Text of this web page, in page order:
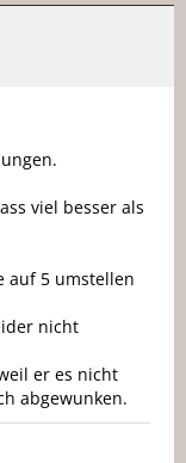
viel besser als
auf 5 umstellen
nicht
er es nicht
abgewunken.